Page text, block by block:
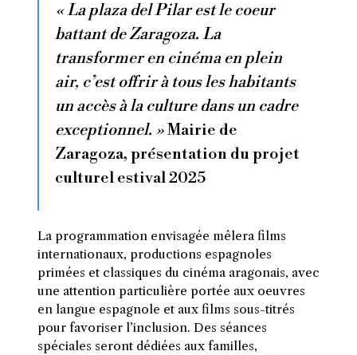
« La plaza del Pilar est le coeur
battant de Zaragoza. La
transformer en cinéma en plein
air, c’est offrir à tous les habitants
un accès à la culture dans un cadre
exceptionnel. »Mairie de
Zaragoza, présentation du projet
culturel estival 2025
La programmation envisagée mêlera films
internationaux, productions espagnoles
primées et classiques du cinéma aragonais, avec
une attention particulière portée aux oeuvres
en langue espagnole et aux films sous-titrés
pour favoriser l’inclusion. Des séances
spéciales seront dédiées aux familles,